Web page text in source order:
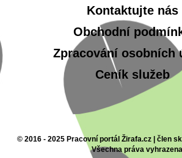
Kontaktujte nás
Obchodní
Zpracování osobních
Ceník služeb
© 2016 - 2025 Pracovní portál Žirafa.cz | člen
Všechna práva vyhrazena